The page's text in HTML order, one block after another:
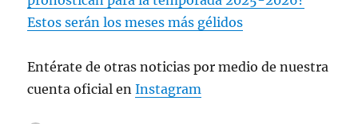
Estos serán los meses más gélidos
Entérate de otras noticias por medio de nuestra
cuenta oficial enInstagram